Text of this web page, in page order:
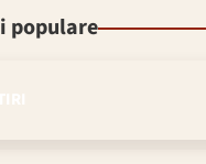
populare